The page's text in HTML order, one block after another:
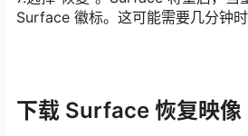
Surface 徽标。这可能需要几分钟时
下载 Surface 恢复映像